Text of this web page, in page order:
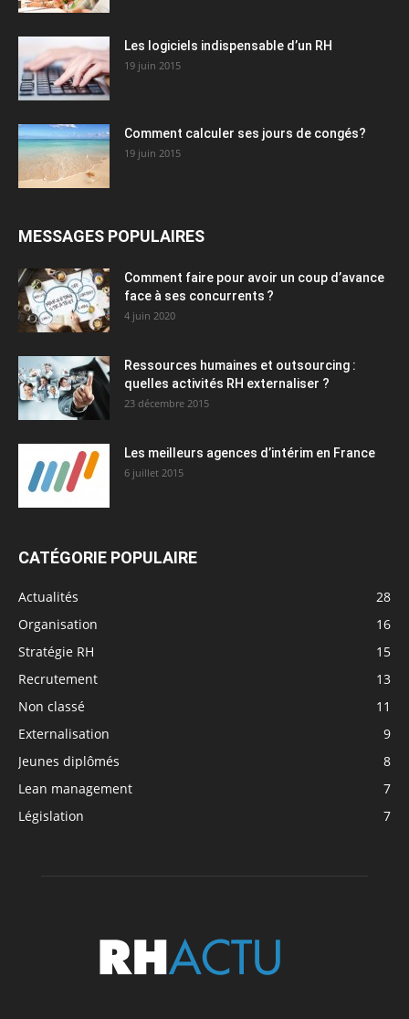
Les logiciels indispensable d’un RH​
19 juin 2015
Comment calculer ses jours de congés?
19 juin 2015
MESSAGES POPULAIRES
Comment faire pour avoir un coup d’avance
face à ses concurrents ?
4 juin 2020
Ressources humaines et outsourcing :
quelles activités RH externaliser ?
23 décembre 2015
Les meilleurs agences d’intérim en France
6 juillet 2015
CATÉGORIE POPULAIRE
Actualités
28
Organisation
16
Stratégie RH
15
Recrutement
13
Non classé
11
Externalisation
9
Jeunes diplômés
8
Lean management
7
Législation
7